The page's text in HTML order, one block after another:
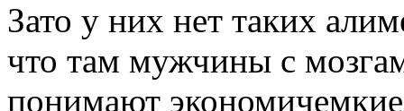
Зато у них нет таких
что там мужчины с
понимают экономичемкие